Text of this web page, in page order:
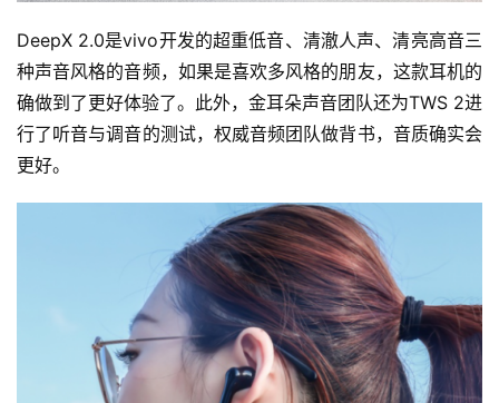
DeepX 2.0是vivo开发的超重低音、清澈人声、清亮高音三
种声音风格的音频，如果是喜欢多风格的朋友，这款耳机的
确做到了更好体验了。此外，金耳朵声音团队还为TWS 2进
行了听音与调音的测试，权威音频团队做背书，音质确实会
更好。